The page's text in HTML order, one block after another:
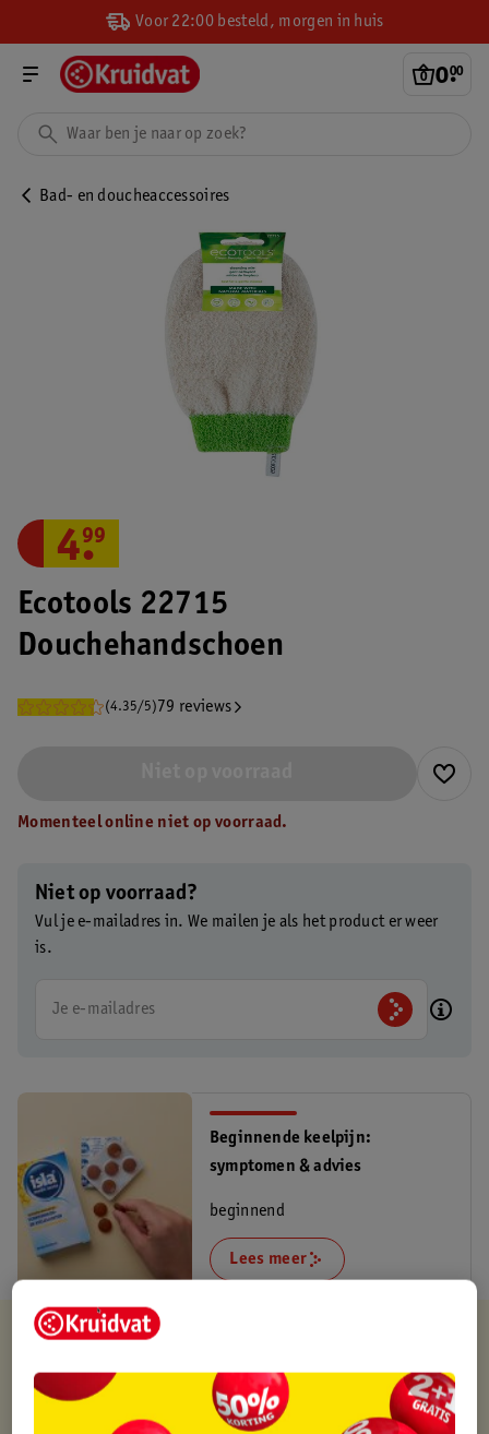
Voor 22:00 besteld, morgen in huis
0.
00
Bad- en doucheaccessoires
Ecotools 22715
Douchehandschoen
(4.35/5) 79 reviews
4.
99
Momenteel online niet op voorraad.
Niet op voorraad?
Vul je e-mailadres in. We mailen je als het product er weer
is.
Je e-mailadres
Beginnende keelpijn:
symptomen & advies
beginnend
Lees meer
Kruidvat is altijd voordelig
Gratis ophalen in de winkel
Op werkdagen voor 22:00 uur besteld, volgende dag in huis